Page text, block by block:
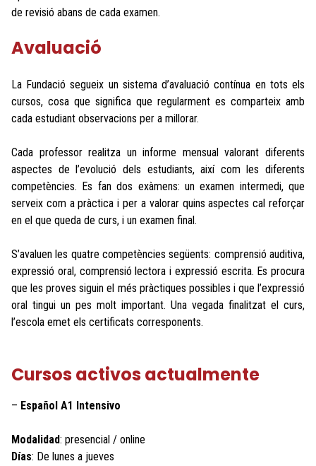
de revisió abans de cada examen.
Avaluació
La Fundació segueix un sistema d’avaluació contínua en tots els
cursos, cosa que significa que regularment es comparteix amb
cada estudiant observacions per a millorar.
Cada professor realitza un informe mensual valorant diferents
aspectes de l’evolució dels estudiants, així com les diferents
competències. Es fan dos exàmens: un examen intermedi, que
serveix com a pràctica i per a valorar quins aspectes cal reforçar
en el que queda de curs, i un examen final.
S’avaluen les quatre competències següents: comprensió auditiva,
expressió oral, comprensió lectora i expressió escrita. Es procura
que les proves siguin el més pràctiques possibles i que l’expressió
oral tingui un pes molt important. Una vegada finalitzat el curs,
l’escola emet els certificats corresponents.
Cursos activos actualmente
– Español A1 Intensivo
Modalidad: presencial / online
Días: De lunes a jueves